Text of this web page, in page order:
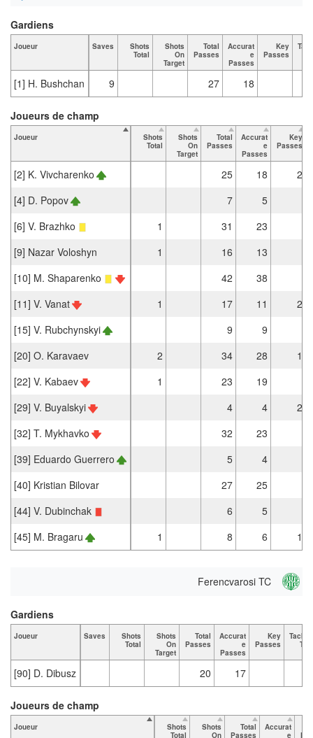
Joueur Saves
Shots
Total
Shots
On
Target
Total
Passes
Accurat
e
Passes
Key
Passes
[1] H. Bushchan 9 27 18
Gardiens
Joueur
Shots
Total
Shots
On
Target
Total
Passes
Accurat
e
Passes
Key
Passes
[2] K. Vivcharenko 25 18
2
[4] D. Popov
7
5
[6] V. Brazhko
1 31
23
[9] Nazar Voloshyn
1 16
13
[10] M. Shaparenko
42
38
[11] V. Vanat
1 17 11
2
[15] V. Rubchynskyi
9
9
[20] O. Karavaev
2 34 28
1
[22] V. Kabaev
1 23
19
[29] V. Buyalskyi
4 4
2
[32] T. Mykhavko
32
23
[39] Eduardo Guerrero
5
4
[40] Kristian Bilovar
27
25
[44] V. Dubinchak
6
5
[45] M. Bragaru
1 8 6 1
Joueurs de champ
Ferencvarosi TC
Joueur Saves
Shots
Total
Shots
On
Target
Total
Passes
Accurat
e
Passes
Key
Passes
[90] D. Dibusz 20 17
Gardiens
Joueur
Shots
Total
Shots
On
Total
Passes
Accurat
e
Joueurs de champ